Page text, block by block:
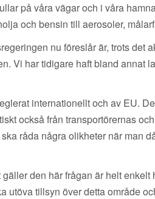
på våra vägar och i våra
och bensin till aerosoler,
nu föreslår är, trots
Vi har tidigare haft bland annat
internationellt och av EU.
också från transportörernas
råda några olikheter när
den här frågan är helt
utöva tillsyn över detta område